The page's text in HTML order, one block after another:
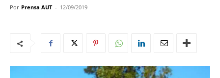
Por Prensa AUT - 12/09/2019